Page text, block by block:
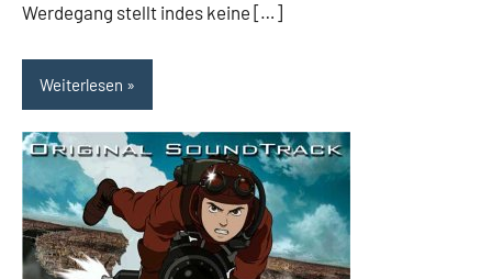
Werdegang stellt indes keine […]
Weiterlesen